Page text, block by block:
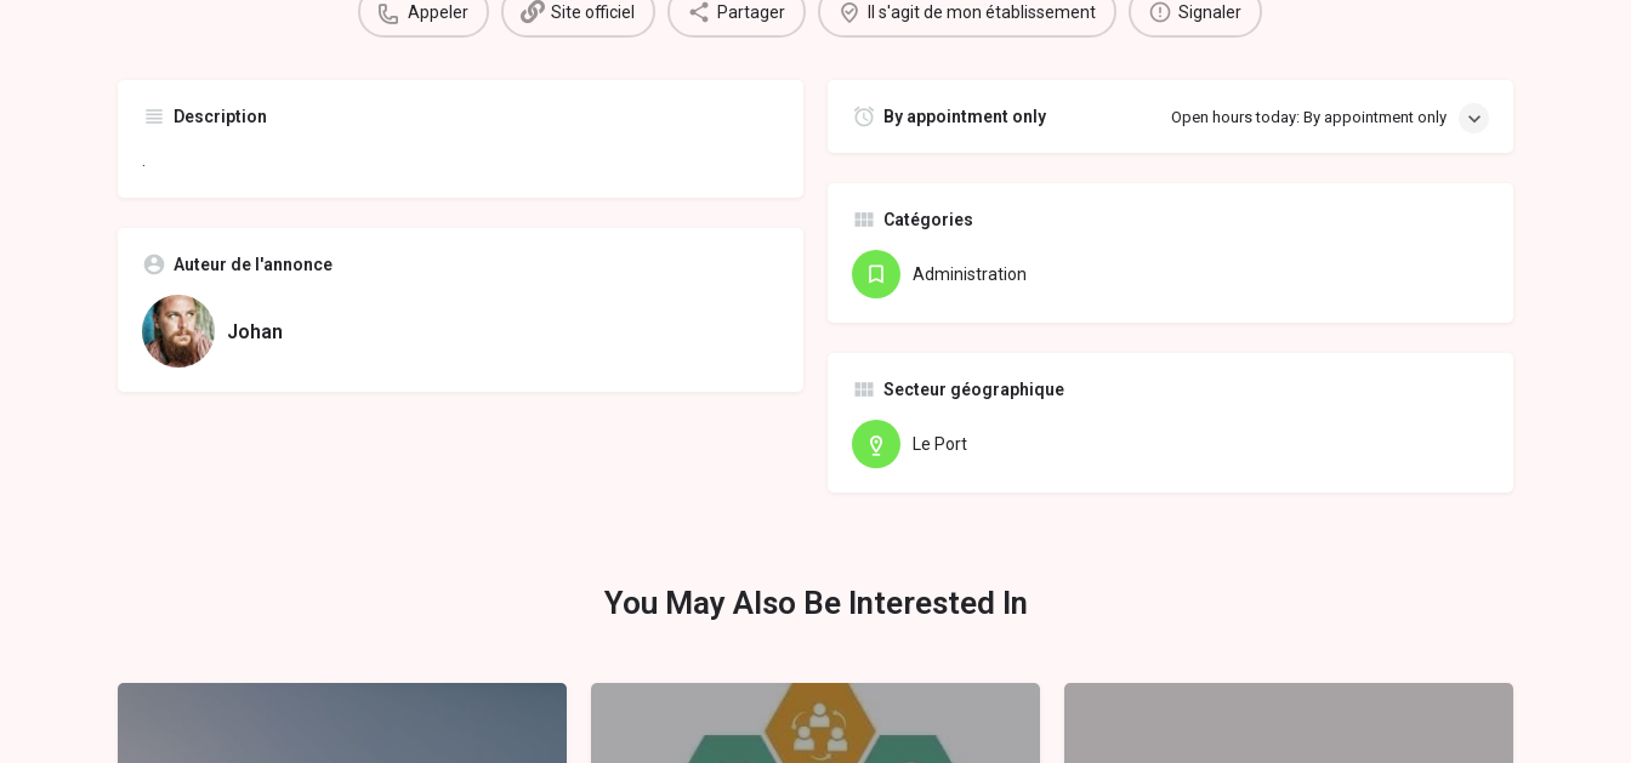
Appeler Site officiel Partager Il s'agit de mon établissement Signaler
Description
.
By appointment only Open hours today: By appointment only
Catégories
Administration
Auteur de l'annonce
Johan
Secteur géographique
Le Port
You May Also Be Interested In